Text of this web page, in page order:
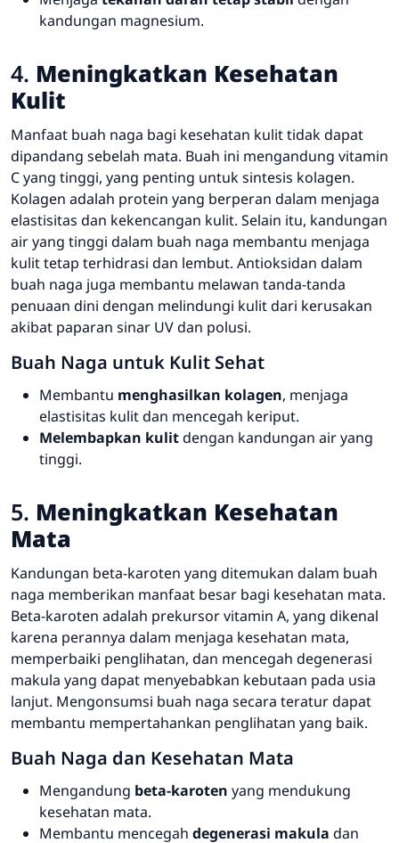
kandungan magnesium.
4. Meningkatkan Kesehatan
Kulit
Manfaat buah naga bagi kesehatan kulit tidak dapat
dipandang sebelah mata. Buah ini mengandung vitamin
C yang tinggi, yang penting untuk sintesis kolagen.
Kolagen adalah protein yang berperan dalam menjaga
elastisitas dan kekencangan kulit. Selain itu, kandungan
air yang tinggi dalam buah naga membantu menjaga
kulit tetap terhidrasi dan lembut. Antioksidan dalam
buah naga juga membantu melawan tanda-tanda
penuaan dini dengan melindungi kulit dari kerusakan
akibat paparan sinar UV dan polusi.
Buah Naga untuk Kulit Sehat
Membantu menghasilkan kolagen, menjaga
elastisitas kulit dan mencegah keriput.
Melembapkan kulitdengan kandungan air yang
tinggi.
5. Meningkatkan Kesehatan
Mata
Kandungan beta-karoten yang ditemukan dalam buah
naga memberikan manfaat besar bagi kesehatan mata.
Beta-karoten adalah prekursor vitamin A, yang dikenal
karena perannya dalam menjaga kesehatan mata,
memperbaiki penglihatan, dan mencegah degenerasi
makula yang dapat menyebabkan kebutaan pada usia
lanjut. Mengonsumsi buah naga secara teratur dapat
membantu mempertahankan penglihatan yang baik.
Buah Naga dan Kesehatan Mata
Mengandung beta-karoten yang mendukung
kesehatan mata.
Membantu mencegah degenerasi makula dan